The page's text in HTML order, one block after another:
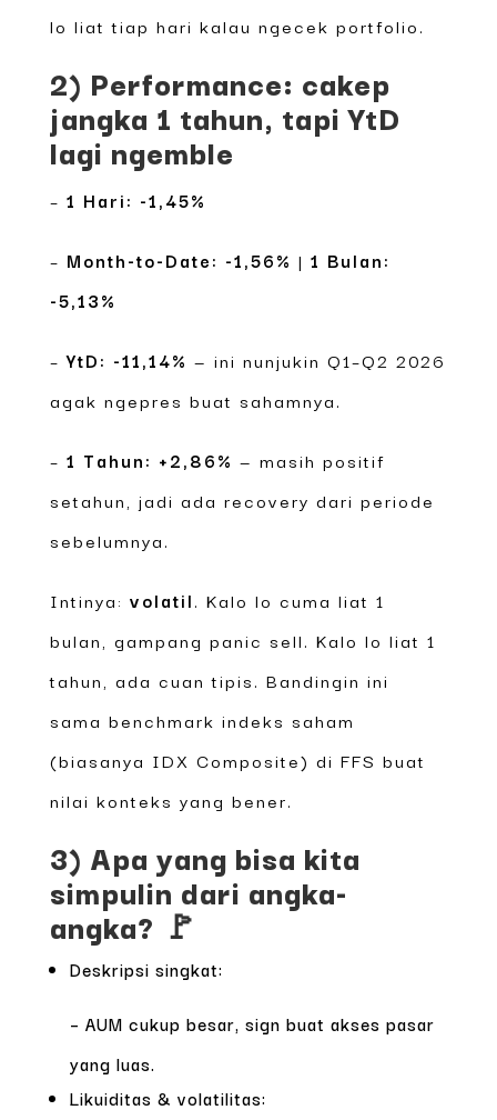
lo liat tiap hari kalau ngecek portfolio.
2) Performance: cakep
jangka 1 tahun, tapi YtD
lagi ngemble
– 1 Hari: -1,45%
– Month-to-Date: -1,56% | 1 Bulan:
-5,13%
–YtD: -11,14% — ini nunjukin Q1–Q2 2026
agak ngepres buat sahamnya.
– 1 Tahun: +2,86% — masih positif
setahun, jadi ada recovery dari periode
sebelumnya.
Intinya: volatil. Kalo lo cuma liat 1
bulan, gampang panic sell. Kalo lo liat 1
tahun, ada cuan tipis. Bandingin ini
sama benchmark indeks saham
(biasanya IDX Composite) di FFS buat
nilai konteks yang bener.
3) Apa yang bisa kita
simpulin dari angka-
angka? 🚩
Deskripsi singkat:
– AUM cukup besar, sign buat akses pasar
yang luas.
Likuiditas & volatilitas: